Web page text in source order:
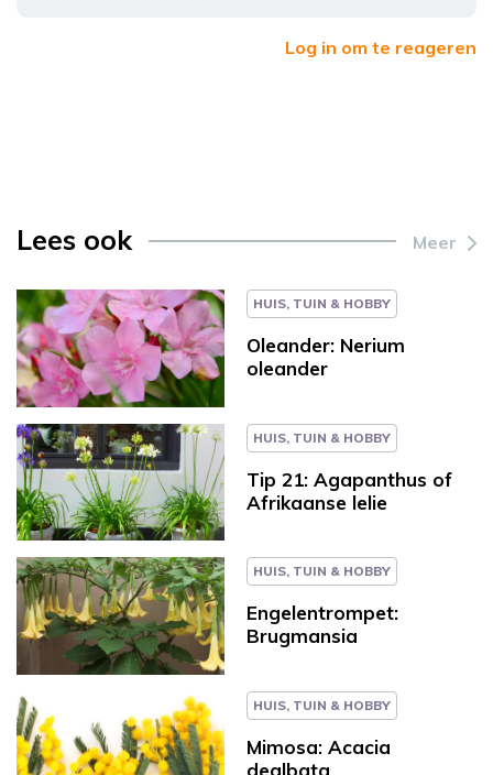
Log in om te reageren
Lees ook Meer
HUIS, TUIN & HOBBY
Oleander: Nerium
oleander
HUIS, TUIN & HOBBY
Tip 21: Agapanthus of
Afrikaanse lelie
HUIS, TUIN & HOBBY
Engelentrompet:
Brugmansia
HUIS, TUIN & HOBBY
Mimosa: Acacia
dealbata